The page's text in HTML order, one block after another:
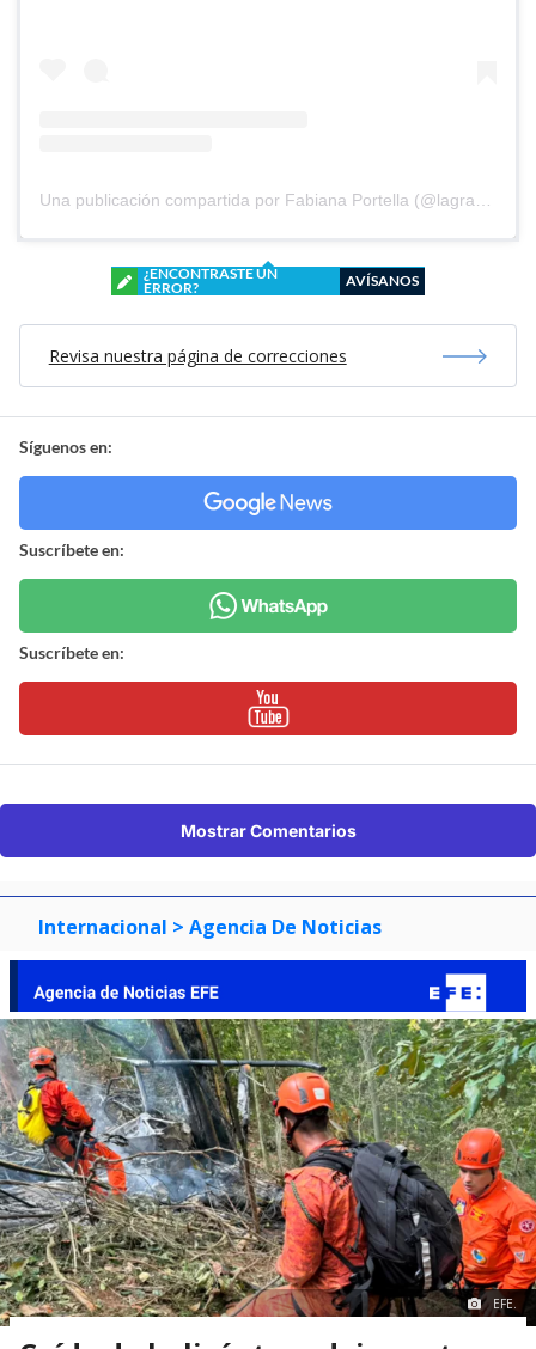
Una publicación compartida por Fabiana Portella (@lagranhermanatv)
¿ENCONTRASTE UN
ERROR?
AVÍSANOS
Revisa nuestra página de correcciones
Síguenos en:
Suscríbete en:
Suscríbete en:
Mostrar Comentarios
Internacional > Agencia De Noticias
EFE.